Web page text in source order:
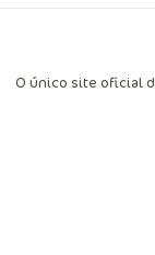
O único site oficial